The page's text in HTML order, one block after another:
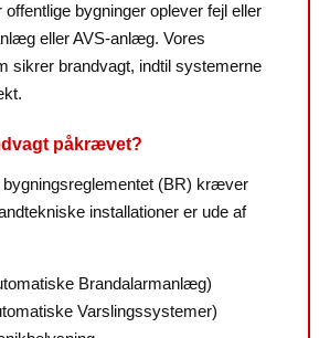
bygninger oplever fejl eller
eller AVS-anlæg. Vores
sikrer brandvagt, indtil systemerne
påkrævet?
bygningsreglementet (BR) kræver
installationer er ude af
Brandalarmanlæg)
Varslingssystemer)